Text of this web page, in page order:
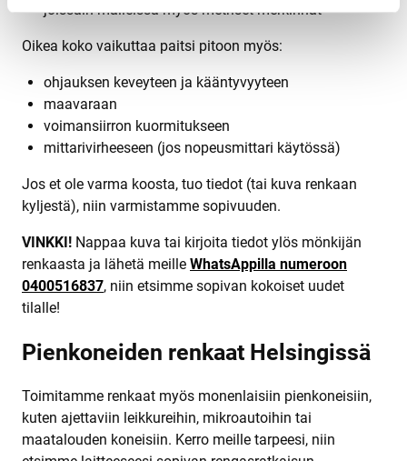
joissain malleissa myös metriset merkinnät
Oikea koko vaikuttaa paitsi pitoon myös:
ohjauksen keveyteen ja kääntyvyyteen
maavaraan
voimansiirron kuormitukseen
mittarivirheeseen (jos nopeusmittari käytössä)
Jos et ole varma koosta, tuo tiedot (tai kuva renkaan
kyljestä), niin varmistamme sopivuuden.
VINKKI! Nappaa kuva tai kirjoita tiedot ylös mönkijän
renkaasta ja lähetä meille WhatsAppilla numeroon
0400516837, niin etsimme sopivan kokoiset uudet
tilalle!
Pienkoneiden renkaat Helsingissä
Toimitamme renkaat myös monenlaisiin pienkoneisiin,
kuten ajettaviin leikkureihin, mikroautoihin tai
maatalouden koneisiin. Kerro meille tarpeesi, niin